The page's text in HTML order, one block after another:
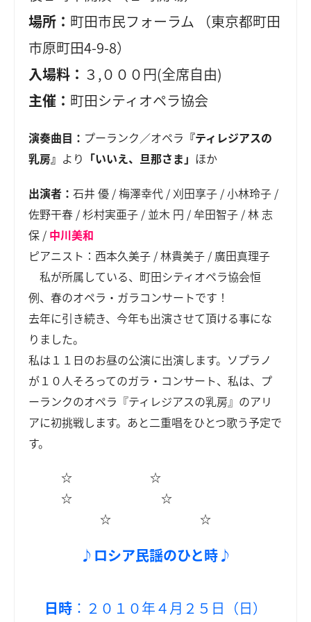
場所： 町田市民フォーラム （東京都町田
市原町田4-9-8）
入場料： ３,０００円(全席自由)
主催： 町田シティオペラ協会
演奏曲目： プーランク／オペラ 『ティレジアスの
乳房』 より 「いいえ、旦那さま」 ほか
出演者：石井 優 / 梅澤幸代 / 刈田享子 / 小林玲子 /
佐野干春 / 杉村実亜子 / 並木 円 / 牟田智子 / 林 志
保 / 中川美和
ピアニスト：西本久美子 / 林貴美子 / 廣田真理子
私が所属している、町田シティオペラ協会恒
例、春のオペラ・ガラコンサートです！
去年に引き続き、今年も出演させて頂ける事にな
りました。
私は１１日のお昼の公演に出演します。ソプラノ
が１０人そろってのガラ・コンサート、私は、プ
ーランクのオペラ『ティレジアスの乳房』のアリ
アに初挑戦します。あと二重唱をひとつ歌う予定で
す。
☆ ☆
☆ ☆
☆ ☆
♪ロシア民謡のひと時♪
日時 ：２０１０年４月２５日（日）